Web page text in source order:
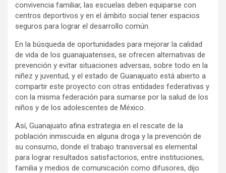
convivencia familiar, las escuelas deben equiparse con
centros deportivos y en el ámbito social tener espacios
seguros para lograr el desarrollo común.
En la búsqueda de oportunidades para mejorar la calidad
de vida de los guanajuatenses, se ofrecen alternativas de
prevención y evitar situaciones adversas, sobre todo en la
niñez y juventud, y el estado de Guanajuato está abierto a
compartir este proyecto con otras entidades federativas y
con la misma federación para sumarse por la salud de los
niños y de los adolescentes de México.
Así, Guanajuato afina estrategia en el rescate de la
población inmiscuida en alguna droga y la prevención de
su consumo, donde el trabajo transversal es elemental
para lograr resultados satisfactorios, entre instituciones,
familia y medios de comunicación como difusores, dijo